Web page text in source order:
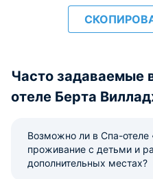
Часто задаваемые
отеле Берта
Возможно ли в Спа-отеле
проживание с детьми и
дополнительных местах?